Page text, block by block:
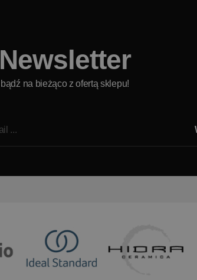
Newsletter
bądź na bieżąco z ofertą sklepu!